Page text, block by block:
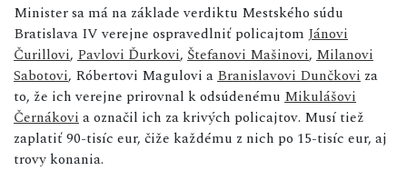
Minister sa má na základe verdiktu Mestského súdu
Bratislava IV verejne ospravedlniť policajtom Jánovi
Čurillovi, Pavlovi Ďurkovi, Štefanovi Mašinovi, Milanovi
Sabotovi, Róbertovi Magulovi a Branislavovi Dunčkovi za
to, že ich verejne prirovnal k odsúdenému Mikulášovi
Černákovi a označil ich za krivých policajtov. Musí tiež
zaplatiť 90-tisíc eur, čiže každému z nich po 15-tisíc eur, aj
trovy konania.